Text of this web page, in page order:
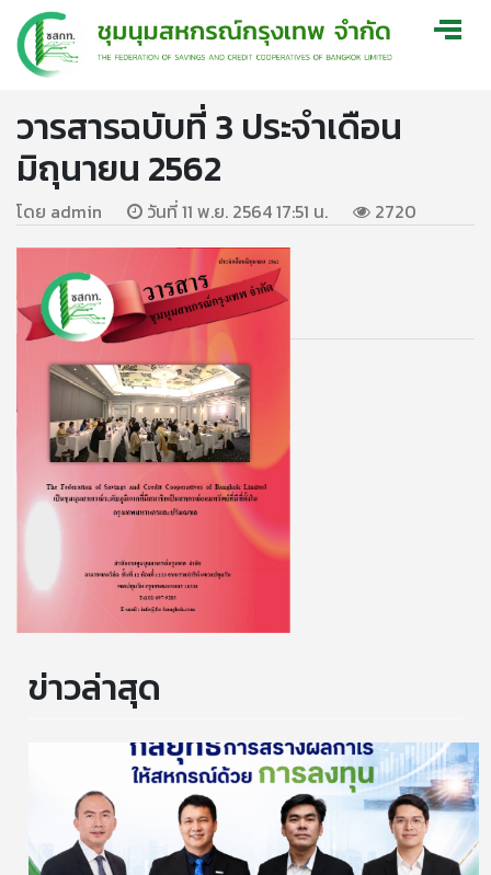
วารสารฉบับที่ 3 ประจำเดือน
มิถุนายน 2562
โดย admin วันที่ 11 พ.ย. 2564 17:51 น. 2720
ข่าวล่าสุด